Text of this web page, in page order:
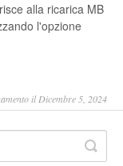
alla ricarica MB
l'opzione
il Dicembre 5, 2024